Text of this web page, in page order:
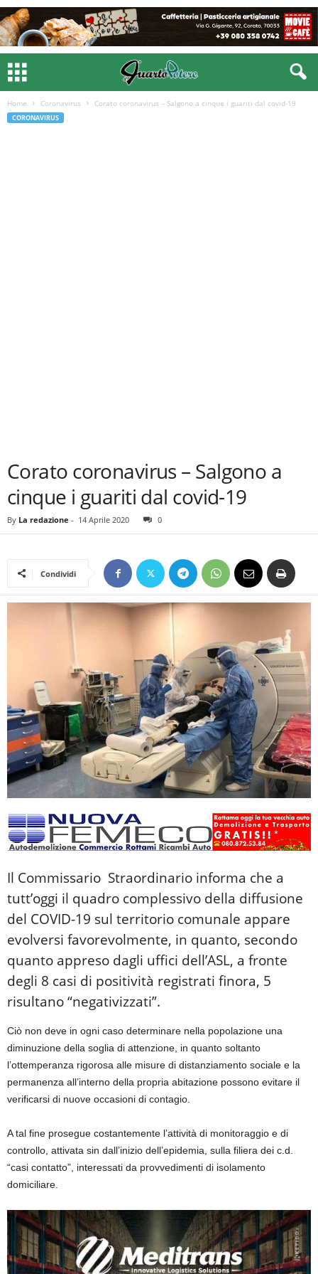
Home Coronavirus Corato coronavirus – Salgono a cinque i guariti dal covid-19
CORONAVIRUS
Corato coronavirus – Salgono a
cinque i guariti dal covid-19
By La redazione - 14 Aprile 2020 0
Condividi
Il Commissario Straordinario informa che a
tutt’oggi il quadro complessivo della diffusione
del COVID-19 sul territorio comunale appare
evolversi favorevolmente, in quanto, secondo
quanto appreso dagli uffici dell’ASL, a fronte
degli 8 casi di positività registrati finora, 5
risultano “negativizzati”.
Ciò non deve in ogni caso determinare nella popolazione una
diminuzione della soglia di attenzione, in quanto soltanto
l’ottemperanza rigorosa alle misure di distanziamento sociale e la
permanenza all’interno della propria abitazione possono evitare il
verificarsi di nuove occasioni di contagio.
A tal fine prosegue costantemente l’attività di monitoraggio e di
controllo, attivata sin dall’inizio dell’epidemia, sulla filiera dei c.d.
“casi contatto”, interessati da provvedimenti di isolamento
domiciliare.